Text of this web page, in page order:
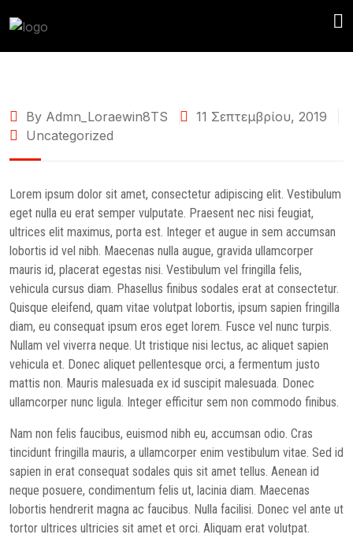
By Admn_Loraewin8TS
11 Σεπτεμβρίου, 2019
Uncategorized
Lorem ipsum dolor sit amet, consectetur adipiscing elit. Vestibulum
eget nulla eu erat semper vulputate. Praesent nec nisi feugiat,
ultrices elit maximus, porta est. Integer et augue in sem accumsan
lobortis id vel nibh. Maecenas nulla augue, gravida ullamcorper
mauris id, placerat egestas nisi. Vestibulum vel fringilla felis,
vehicula cursus diam. Phasellus finibus sodales erat at consectetur.
Quisque eleifend, quam vitae volutpat lobortis, ipsum sapien fringilla
diam, eu consequat ipsum eros eget lorem. Fusce vel nunc turpis.
Nullam vel viverra neque. Ut tristique nisi lectus, ac aliquet sapien
vehicula et. Donec aliquet pellentesque orci, a fermentum justo
mattis non. Mauris malesuada ex id suscipit malesuada. Donec
ullamcorper nunc ligula. Integer efficitur sem non commodo finibus.
Nam non felis faucibus, euismod nibh eu, accumsan odio. Cras
tincidunt fringilla mauris, a ullamcorper enim vestibulum vitae. Sed id
sapien in erat consequat sodales quis sit amet tellus. Aenean id
neque posuere, condimentum felis ut, lacinia diam. Maecenas
lobortis hendrerit magna ac faucibus. Nulla facilisi. Donec vel ante ut
tortor ultrices ultricies sit amet et orci. Aliquam erat volutpat.